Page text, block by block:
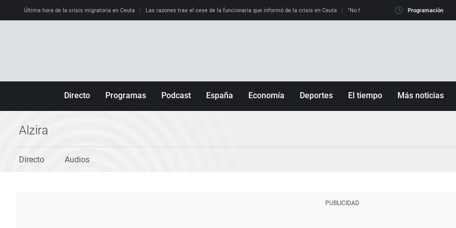
Última hora de la crisis migratoria en Ceuta Las razones tras el cese de la funcionaria que informó de la crisis en Ceuta "No hay mafias, que no nos engañen":
Programación
Directo Programas
La brújula
Podcast España Economía Deportes El tiempo Más noticias
Alzira
Directo Audios